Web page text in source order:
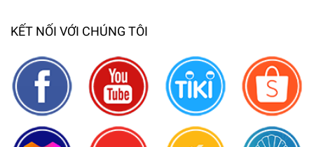
KẾT NỐI VỚI CHÚNG TÔI